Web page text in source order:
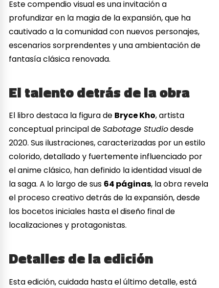
Este compendio visual es una invitación a
profundizar en la magia de la expansión, que ha
cautivado a la comunidad con nuevos personajes,
escenarios sorprendentes y una ambientación de
fantasía clásica renovada.
El talento detrás de la obra
El libro destaca la figura de Bryce Kho, artista
conceptual principal deSabotage Studiodesde
2020. Sus ilustraciones, caracterizadas por un estilo
colorido, detallado y fuertemente influenciado por
el anime clásico, han definido la identidad visual de
la saga. A lo largo de sus 64 páginas, la obra revela
el proceso creativo detrás de la expansión, desde
los bocetos iniciales hasta el diseño final de
localizaciones y protagonistas.
Detalles de la edición
Esta edición, cuidada hasta el último detalle, está